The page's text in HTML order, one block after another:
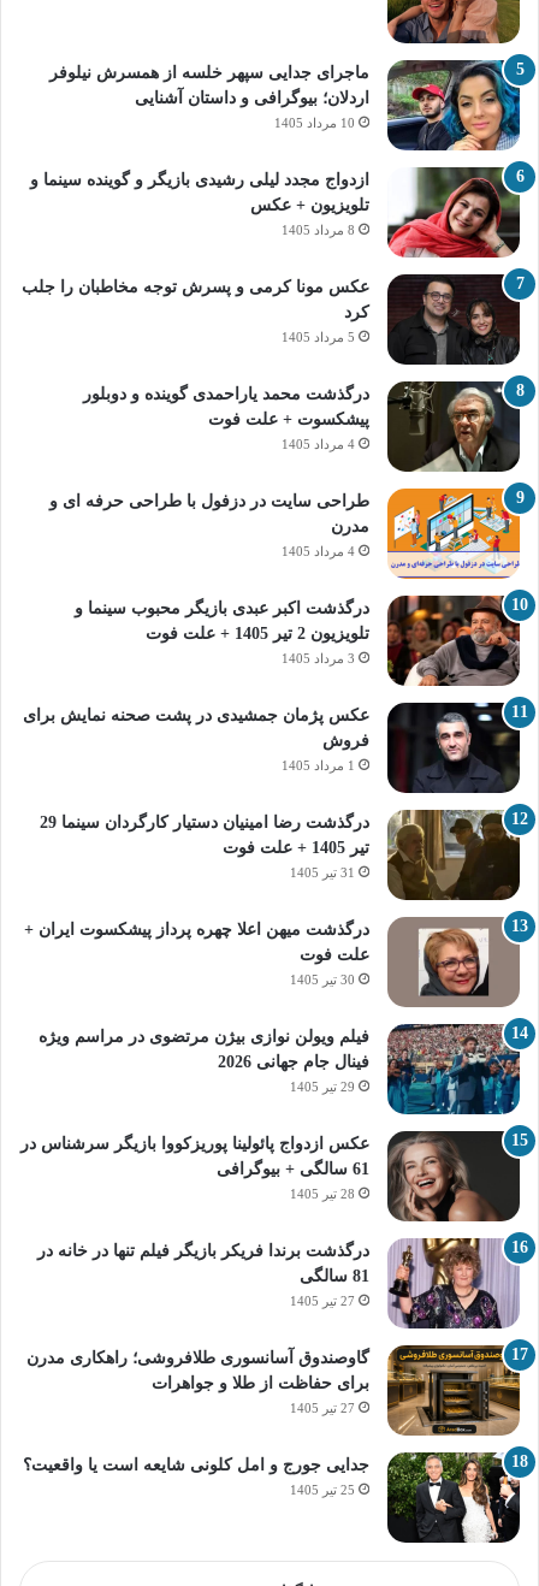
ماجرای جدایی سپهر خلسه از همسرش نیلوفر
اردلان؛ بیوگرافی و داستان آشنایی
10 مرداد 1405
ازدواج مجدد لیلی رشیدی بازیگر و گوینده سینما و
تلویزیون + عکس
8 مرداد 1405
عکس مونا کرمی و پسرش توجه مخاطبان را جلب
کرد
5 مرداد 1405
درگذشت محمد یاراحمدی گوینده و دوبلور
پیشکسوت + علت فوت
4 مرداد 1405
طراحی سایت در دزفول با طراحی حرفه‌ ای و
مدرن
4 مرداد 1405
درگذشت اکبر عبدی بازیگر محبوب سینما و
تلویزیون 2 تیر 1405 + علت فوت
3 مرداد 1405
عکس پژمان جمشیدی در پشت صحنه نمایش برای
فروش
1 مرداد 1405
درگذشت رضا امینیان دستیار کارگردان سینما 29
تیر 1405 + علت فوت
31 تیر 1405
درگذشت میهن اعلا چهره پرداز پیشکسوت ایران +
علت فوت
30 تیر 1405
فیلم ویولن نوازی بیژن مرتضوی در مراسم ویژه
فینال جام جهانی 2026
29 تیر 1405
عکس ازدواج پائولینا پوریزکووا بازیگر سرشناس در
61 سالگی + بیوگرافی
28 تیر 1405
درگذشت برندا فریکر بازیگر فیلم تنها در خانه در
81 سالگی
27 تیر 1405
گاوصندوق آسانسوری طلافروشی؛ راهکاری مدرن
برای حفاظت از طلا و جواهرات
27 تیر 1405
جدایی جورج و امل کلونی شایعه است یا واقعیت؟
25 تیر 1405